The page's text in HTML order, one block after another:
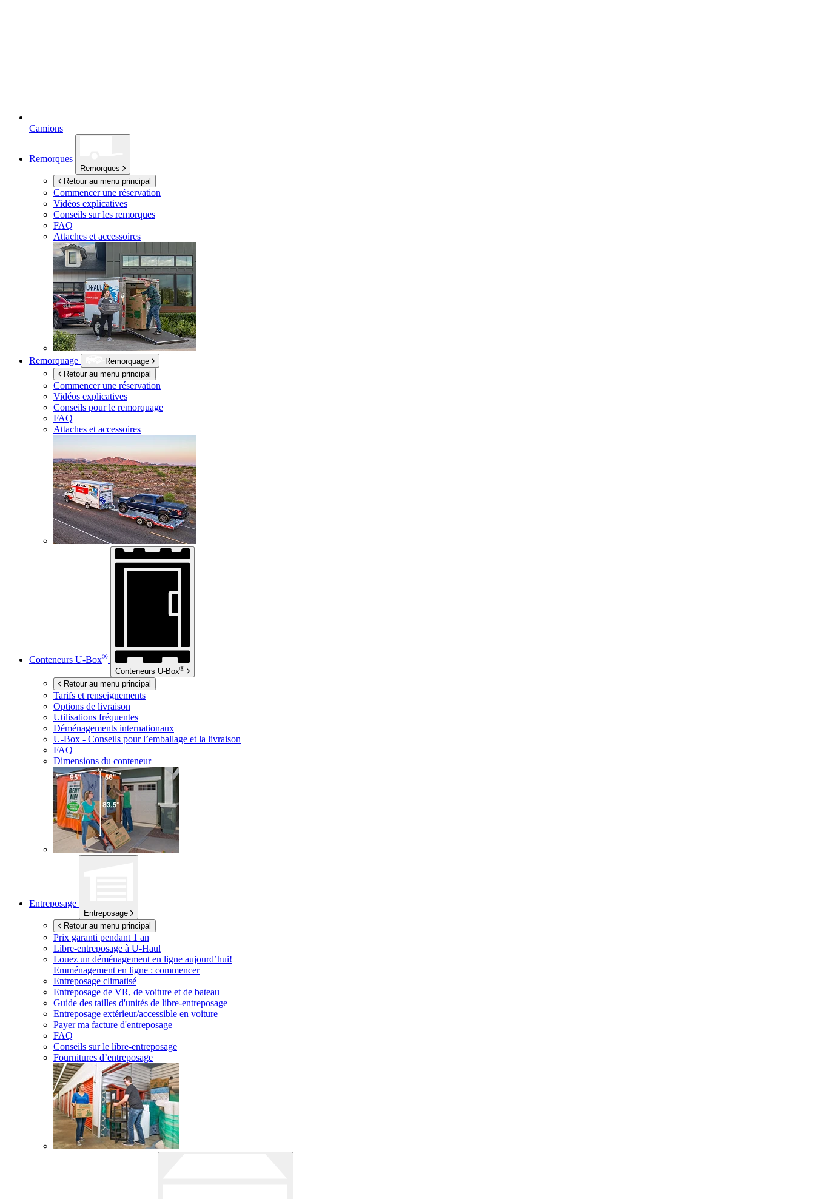
Camions
Remorques
Remorques
Retour au menu principal
Commencer une réservation
Vidéos explicatives
Conseils sur les remorques
FAQ
Attaches et accessoires
Remorquage
Remorquage
Retour au menu principal
Commencer une réservation
Vidéos explicatives
Conseils pour le remorquage
FAQ
Attaches et accessoires
Conteneurs U-Box®
Conteneurs U-Box®
Retour au menu principal
Tarifs et renseignements
Options de livraison
Utilisations fréquentes
Déménagements internationaux
U-Box - Conseils pour l’emballage et la livraison
FAQ
Dimensions du conteneur
Entreposage
Entreposage
Retour au menu principal
Prix garanti pendant 1 an
Libre-entreposage à U-Haul
Louez un déménagement en ligne aujourd’hui!
Emménagement en ligne : commencer
Entreposage climatisé
Entreposage de VR, de voiture et de bateau
Guide des tailles d'unités de libre-entreposage
Entreposage extérieur/accessible en voiture
Payer ma facture d'entreposage
FAQ
Conseils sur le libre-entreposage
Fournitures d’entreposage